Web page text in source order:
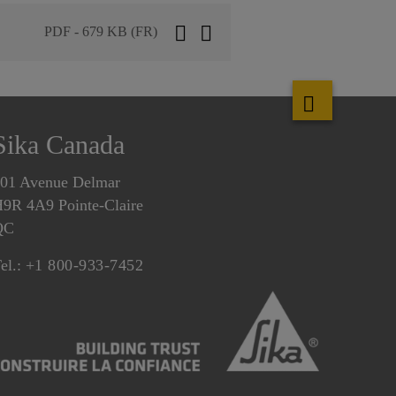
PDF - 679 KB (FR)
Canada
Avenue Delmar
4A9 Pointe-Claire
+1 800-933-7452